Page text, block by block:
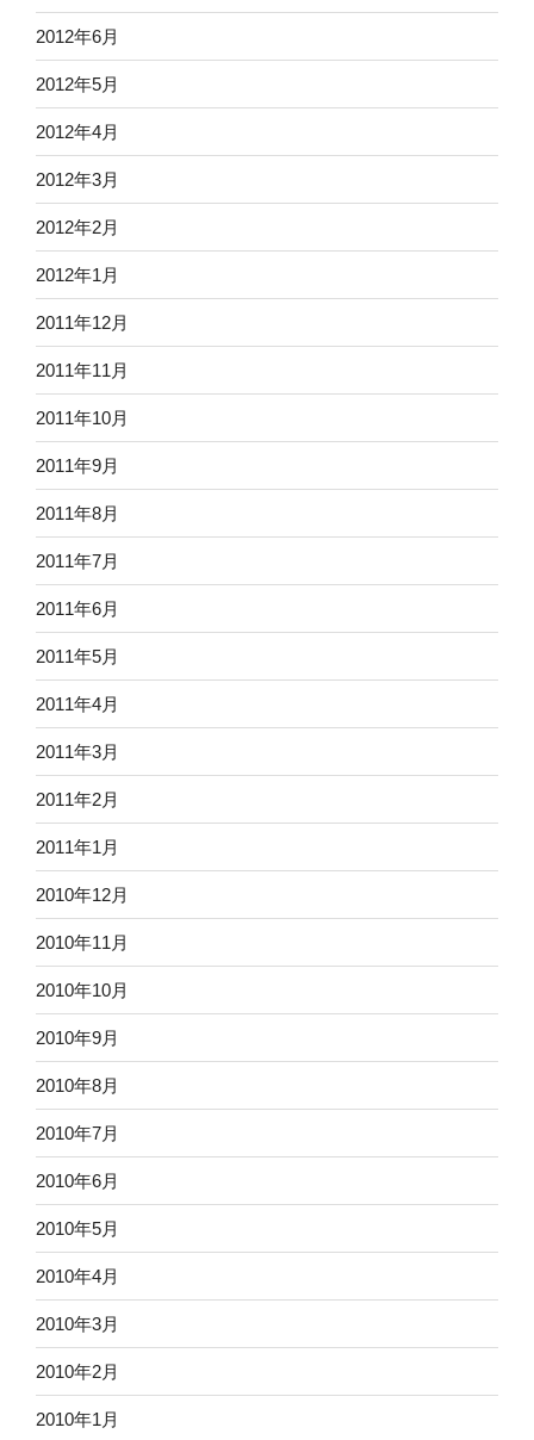
2012年6月
2012年5月
2012年4月
2012年3月
2012年2月
2012年1月
2011年12月
2011年11月
2011年10月
2011年9月
2011年8月
2011年7月
2011年6月
2011年5月
2011年4月
2011年3月
2011年2月
2011年1月
2010年12月
2010年11月
2010年10月
2010年9月
2010年8月
2010年7月
2010年6月
2010年5月
2010年4月
2010年3月
2010年2月
2010年1月